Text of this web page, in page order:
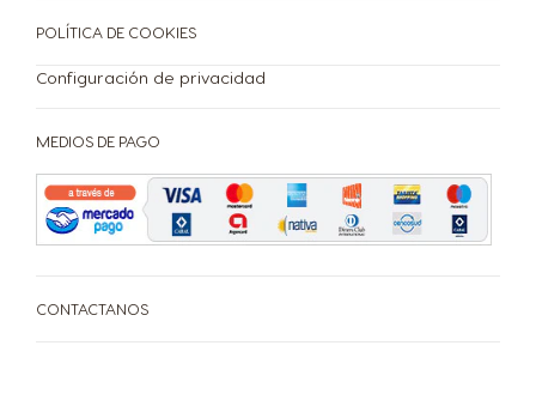
MEDIOS DE PAGO
CONTACTANOS
POLÍTICA DE COOKIES
Configuración de privacidad